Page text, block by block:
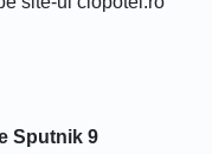
Sputnik 9